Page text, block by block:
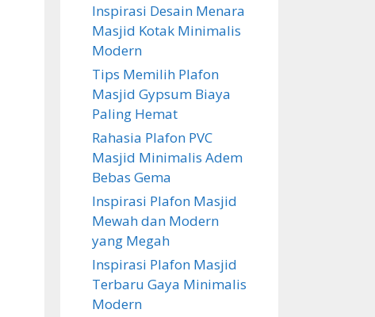
Inspirasi Desain Menara
Masjid Kotak Minimalis
Modern
Tips Memilih Plafon
Masjid Gypsum Biaya
Paling Hemat
Rahasia Plafon PVC
Masjid Minimalis Adem
Bebas Gema
Inspirasi Plafon Masjid
Mewah dan Modern
yang Megah
Inspirasi Plafon Masjid
Terbaru Gaya Minimalis
Modern